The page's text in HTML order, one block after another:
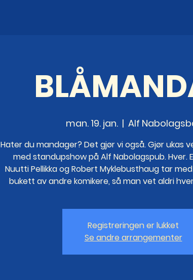
man. 19. jan.
  |
Alf
Hater du mandager? Det gjør vi også. Gjør ukas
med standupshow på Alf Nabolagspub. Hver.
Nuutti Pellikka og Robert Myklebusthaug tar
bukett av andre komikere, så man vet aldri
Registreringen er lukket
Se andre arrangementer